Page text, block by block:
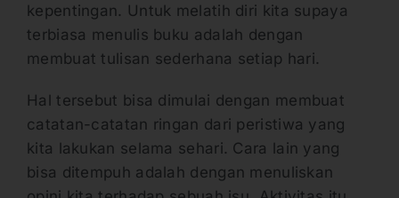
kepentingan. Untuk melatih diri kita supaya
terbiasa menulis buku adalah dengan
membuat tulisan sederhana setiap hari.
Hal tersebut bisa dimulai dengan membuat
catatan-catatan ringan dari peristiwa yang
kita lakukan selama sehari. Cara lain yang
bisa ditempuh adalah dengan menuliskan